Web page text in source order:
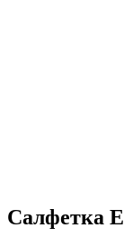
Салфетка